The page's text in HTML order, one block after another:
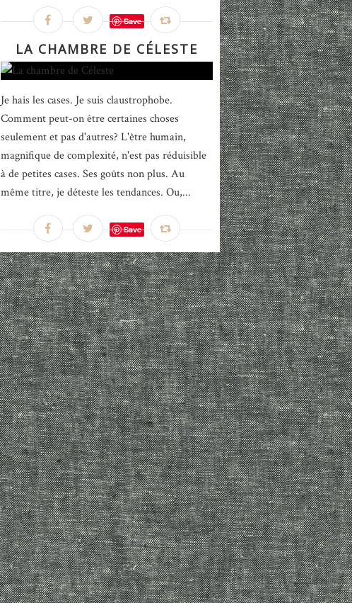
Save
LA CHAMBRE DE CÉLESTE
Je hais les cases. Je suis claustrophobe.
Comment peut-on être certaines choses
seulement et pas d'autres? L'être humain,
magnifique de complexité, n'est pas réduisible
à de petites cases. Ses goûts non plus. Au
même titre, je déteste les tendances. Ou,...
Save